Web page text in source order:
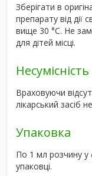
Зберігати в
препарату від дії
вище 30 °C. Не
для дітей місці.
Несумісність
Враховуючи
лікарський засіб
Упаковка
По 1 мл розчину у
упаковці.